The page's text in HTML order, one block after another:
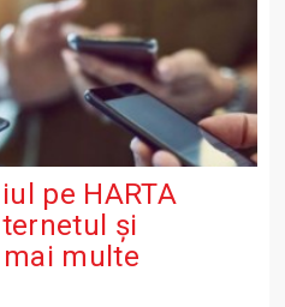
pe HARTA
și
multe